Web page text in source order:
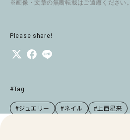
※画像・文章の無断転載はご遠慮ください。
Please share!
#Tag
#ジュエリー #ネイル #上西星来